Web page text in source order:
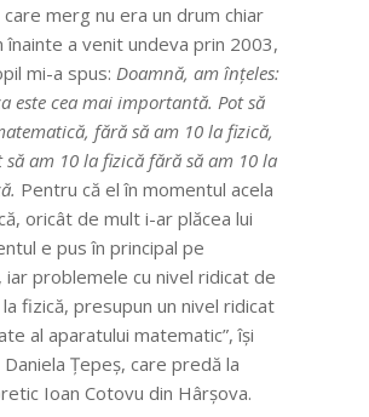
merg nu era un drum chiar
înainte a venit undeva prin 2003,
mi-a spus: Doamnă, am înțeles:
este cea mai importantă. Pot să
fără să am 10 la fizică,
am 10 la fizică fără să am 10 la
Pentru că el în momentul acela
oricât de mult i-ar plăcea lui
e pus în principal pe
problemele cu nivel ridicat de
fizică, presupun un nivel ridicat
al aparatului matematic”, își
Țepeș, care predă la
Ioan Cotovu din Hârșova.